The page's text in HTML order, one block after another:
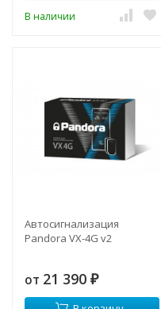
В наличии
Автосигнализация
Pandora VX-4G v2
от 21 390 ₽